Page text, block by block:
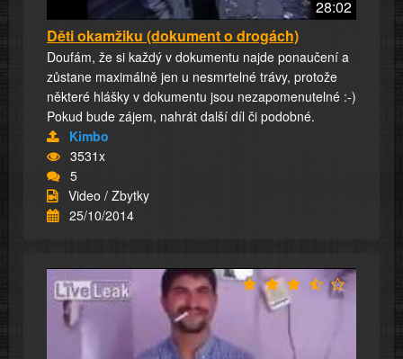
28:02
Děti okamžiku (dokument o drogách)
Doufám, že si každý v dokumentu najde ponaučení a
zůstane maximálně jen u nesmrtelné trávy, protože
některé hlášky v dokumentu jsou nezapomenutelné :-)
Pokud bude zájem, nahrát další díl či podobné.
Kimbo
3531x
5
Video / Zbytky
25/10/2014